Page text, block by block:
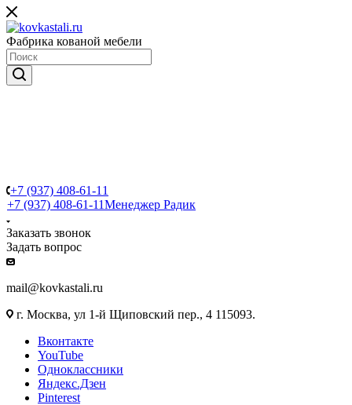
Фабрика кованой мебели
+7 (937) 408-61-11
+7 (937) 408-61-11Менеджер Радик
Заказать звонок
Задать вопрос
mail@kovkastali.ru
г. Москва, ул 1-й Щиповский пер., 4 115093.
Вконтакте
YouTube
Одноклассники
Яндекс.Дзен
Pinterest